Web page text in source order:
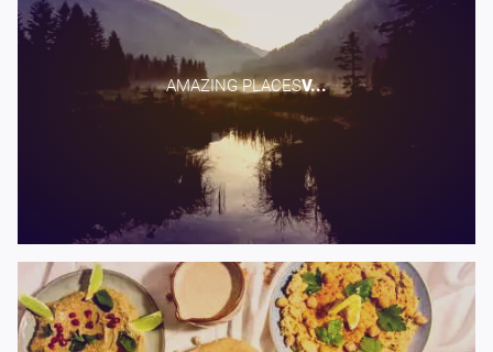
AMAZING PLACES​V...